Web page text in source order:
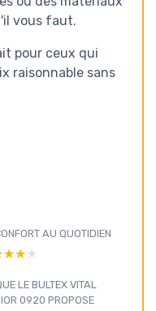
vous faut.
pour ceux qui
raisonnable sans
AU QUOTIDIEN
LE BULTEX VITAL
0920 PROPOSE